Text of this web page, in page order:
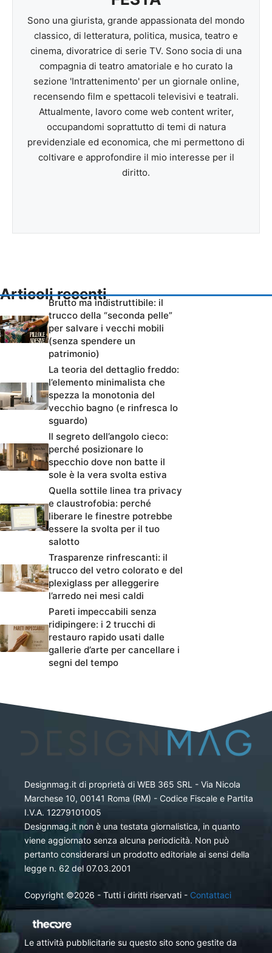
Sono una giurista, grande appassionata del mondo
classico, di letteratura, politica, musica, teatro e
cinema, divoratrice di serie TV. Sono socia di una
compagnia di teatro amatoriale e ho curato la
sezione 'Intrattenimento' per un giornale online,
recensendo film e spettacoli televisivi e teatrali.
Attualmente, lavoro come web content writer,
occupandomi soprattutto di temi di natura
previdenziale ed economica, che mi permettono di
coltivare e approfondire il mio interesse per il
diritto.
Articoli recenti
Brutto ma indistruttibile: il
trucco della “seconda pelle”
per salvare i vecchi mobili
(senza spendere un
patrimonio)
La teoria del dettaglio freddo:
l’elemento minimalista che
spezza la monotonia del
vecchio bagno (e rinfresca lo
sguardo)
Il segreto dell’angolo cieco:
perché posizionare lo
specchio dove non batte il
sole è la vera svolta estiva
Quella sottile linea tra privacy
e claustrofobia: perché
liberare le finestre potrebbe
essere la svolta per il tuo
salotto
Trasparenze rinfrescanti: il
trucco del vetro colorato e del
plexiglass per alleggerire
l’arredo nei mesi caldi
Pareti impeccabili senza
ridipingere: i 2 trucchi di
restauro rapido usati dalle
gallerie d’arte per cancellare i
segni del tempo
Designmag.it di proprietà di WEB 365 SRL - Via Nicola
Marchese 10, 00141 Roma (RM) - Codice Fiscale e Partita
I.V.A. 12279101005
Designmag.it non è una testata giornalistica, in quanto
viene aggiornato senza alcuna periodicità. Non può
pertanto considerarsi un prodotto editoriale ai sensi della
legge n. 62 del 07.03.2001
Copyright ©2026 - Tutti i diritti riservati - Contattaci
Le attività pubblicitarie su questo sito sono gestite da